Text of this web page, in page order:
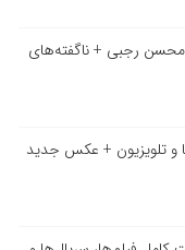
رجبی + ناگفته‌های
و تلویزیون + عکس جدید